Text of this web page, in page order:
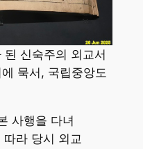
신숙주의 외교서
묵서, 국립중앙도
사행을 다녀
따라 당시 외교